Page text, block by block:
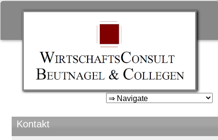
WirtschaftsConsult Beutnagel
& Collegen
Zum
Kontakt